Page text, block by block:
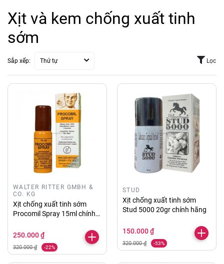
Xịt và kem chống xuất tinh
sớm
Sắp xếp: Thứ tự Lọc
WALTER RITTER GMBH &
CO. KG
Xịt chống xuất tinh sớm
Procomil Spray 15ml chính
250.000 ₫
320.000 ₫ -22%
STUD
Xịt chống xuất tinh sớm
Stud 5000 20gr chính hãng
150.000 ₫
320.000 ₫ -53%